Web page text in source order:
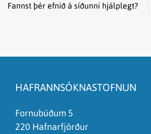
Fannst þér efnið á síðunni hjálplegt?
Það er of mikið efni á síðunni
Ég skil ekki efnið, finnst það of flókið
HAFRANNSÓKNASTOFNUN
Fornubúðum 5
220 Hafnarfjörður